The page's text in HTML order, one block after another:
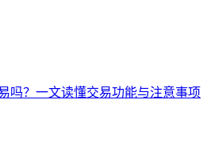
吗？一文读懂交易功能与注意事项